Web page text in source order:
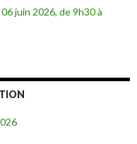
juin 2026, de 9h30 à